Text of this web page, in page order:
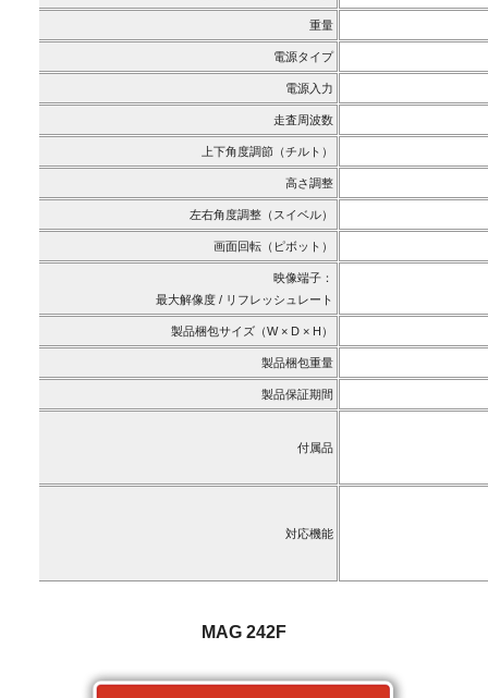
重量
電源タイプ
電源入力
走査周波数
上下角度調節（チルト）
高さ調整
左右角度調整（スイベル）
画面回転（ピボット）
映像端子：
最大解像度 / リフレッシュレート
製品梱包サイズ（W × D × H）
製品梱包重量
製品保証期間
付属品
対応機能
MAG 242F